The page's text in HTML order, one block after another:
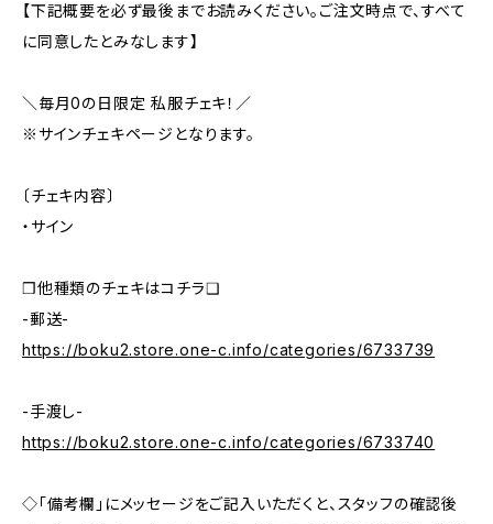
【下記概要を必ず最後までお読みください。ご注文時点で、すべて
に同意したとみなします】
＼毎月0の日限定 私服チェキ！／
※サインチェキページとなります。
〔チェキ内容〕
・サイン
❒他種類のチェキはコチラ❑
-郵送-
https://boku2.store.one-c.info/categories/6733739
-手渡し-
https://boku2.store.one-c.info/categories/6733740
◇「備考欄」にメッセージをご記入いただくと、スタッフの確認後